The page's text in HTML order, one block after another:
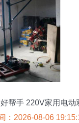
帮手 220V家用电动
机全解析
：2026-08-06